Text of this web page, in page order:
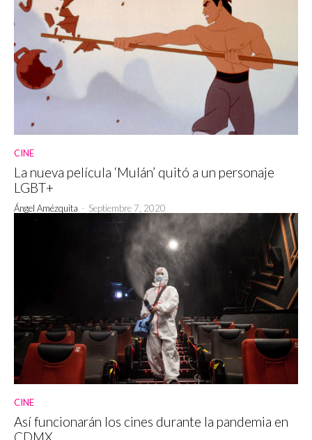
CINE
La nueva película ‘Mulán’ quitó a un personaje
LGBT+
Ángel Amézquita - Septiembre 7, 2020
CINE
Así funcionarán los cines durante la pandemia en